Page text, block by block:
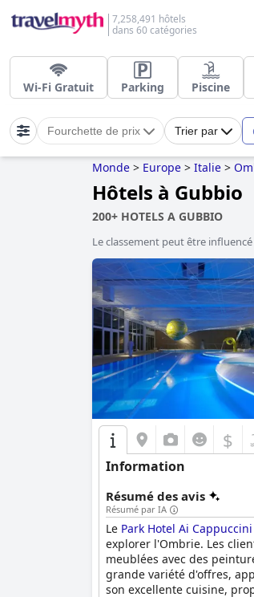
7,258,491 hôtels
dans 60 catégories
Wi-Fi Gratuit Parking Piscine
Fourchette de prix Trier par
Monde > Europe > Italie >
Hôtels à Gubbio
200+ HOTELS A GUBBIO
Le classement peut être
$
Information
Résumé des avis
Résumé par IA
Le Park Hotel Ai Cappuccini
explorer l'Ombrie. Les
meublées avec des
grande variété d'offres,
son excellente cuisine,